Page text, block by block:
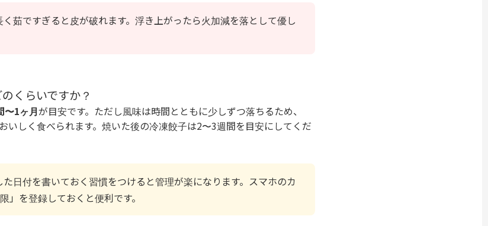
く茹ですぎると皮が破れます。浮き上がったら火加減を落として優し
くらいですか？
〜1ヶ月が目安です。ただし風味は時間とともに少しずつ落ちるため、
いしく食べられます。焼いた後の冷凍餃子は2〜3週間を目安にしてくだ
た日付を書いておく習慣をつけると管理が楽になります。スマホのカ
」を登録しておくと便利です。